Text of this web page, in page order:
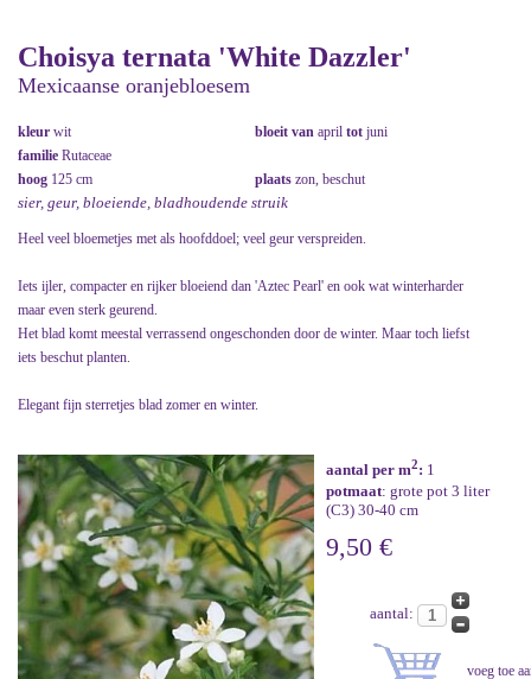
Choisya ternata 'White Dazzler'
Mexicaanse oranjebloesem
kleur wit bloeit van april tot juni
familie Rutaceae
hoog 125 cm plaats zon, beschut
sier, geur, bloeiende, bladhoudende struik
Heel veel bloemetjes met als hoofddoel; veel geur verspreiden.
Iets ijler, compacter en rijker bloeiend dan 'Aztec Pearl' en ook wat winterharder
maar even sterk geurend.
Het blad komt meestal verrassend ongeschonden door de winter. Maar toch liefst
iets beschut planten.
Elegant fijn sterretjes blad zomer en winter.
aantal per m2: 1
potmaat: grote pot 3 liter
(C3) 30-40 cm
9,50 €
aantal: